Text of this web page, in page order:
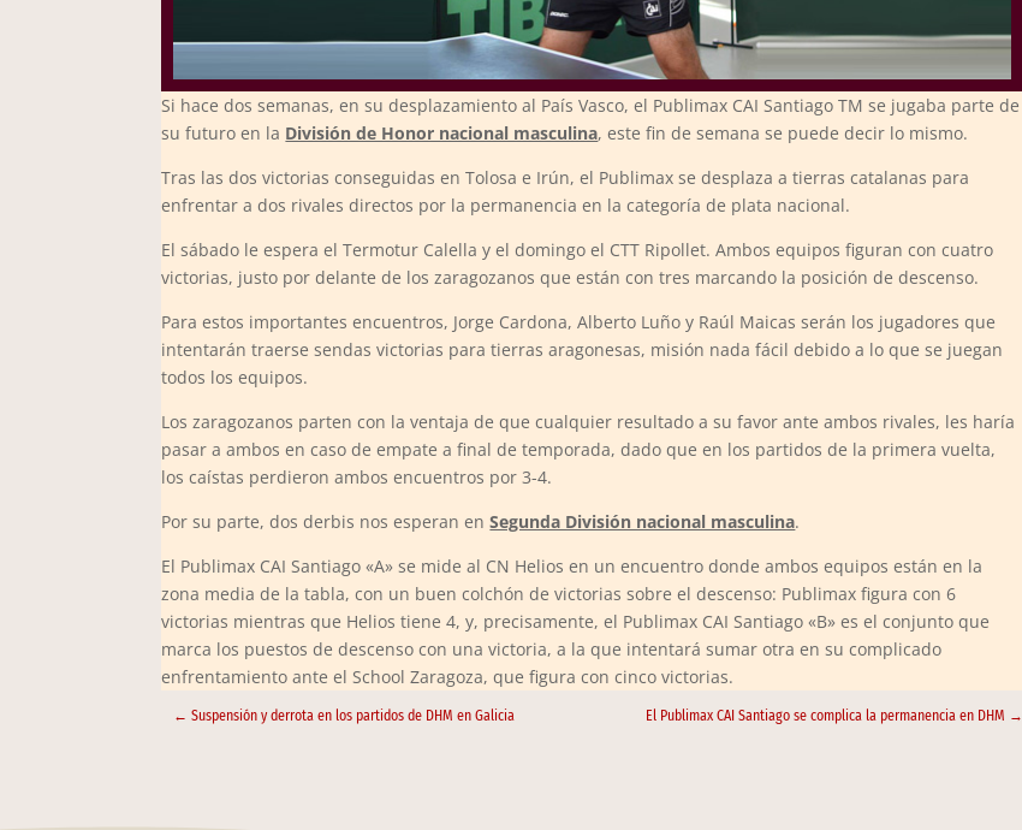
Si hace dos semanas, en su desplazamiento al País Vasco, el Publimax CAI Santiago TM se jugaba parte de
su futuro en la División de Honor nacional masculina, este fin de semana se puede decir lo mismo.
Tras las dos victorias conseguidas en Tolosa e Irún, el Publimax se desplaza a tierras catalanas para
enfrentar a dos rivales directos por la permanencia en la categoría de plata nacional.
El sábado le espera el Termotur Calella y el domingo el CTT Ripollet. Ambos equipos figuran con cuatro
victorias, justo por delante de los zaragozanos que están con tres marcando la posición de descenso.
Para estos importantes encuentros, Jorge Cardona, Alberto Luño y Raúl Maicas serán los jugadores que
intentarán traerse sendas victorias para tierras aragonesas, misión nada fácil debido a lo que se juegan
todos los equipos.
Los zaragozanos parten con la ventaja de que cualquier resultado a su favor ante ambos rivales, les haría
pasar a ambos en caso de empate a final de temporada, dado que en los partidos de la primera vuelta,
los caístas perdieron ambos encuentros por 3-4.
Por su parte, dos derbis nos esperan enSegunda División nacional masculina.
El Publimax CAI Santiago «A» se mide al CN Helios en un encuentro donde ambos equipos están en la
zona media de la tabla, con un buen colchón de victorias sobre el descenso: Publimax figura con 6
victorias mientras que Helios tiene 4, y, precisamente, el Publimax CAI Santiago «B» es el conjunto que
marca los puestos de descenso con una victoria, a la que intentará sumar otra en su complicado
enfrentamiento ante el School Zaragoza, que figura con cinco victorias.
←Suspensión y derrota en los partidos de DHM en Galicia El Publimax CAI Santiago se complica la permanencia en DHM →